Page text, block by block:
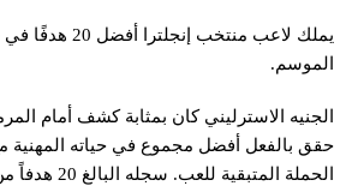
يملك لاعب منتخب
الموسم.
الجنيه الاسترليني كان بمثابة كشف أمام
حقق بالفعل أفضل مجموع في حياته المهنية